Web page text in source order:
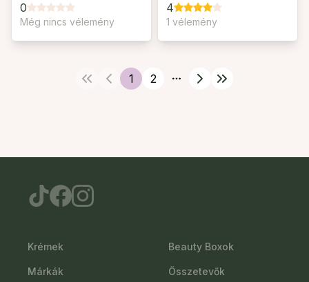
0
Még nincs vélemény
4
1 vélemény
1 2
More pages
Krémek
Márkák
Beauty Boxok
Összetevők